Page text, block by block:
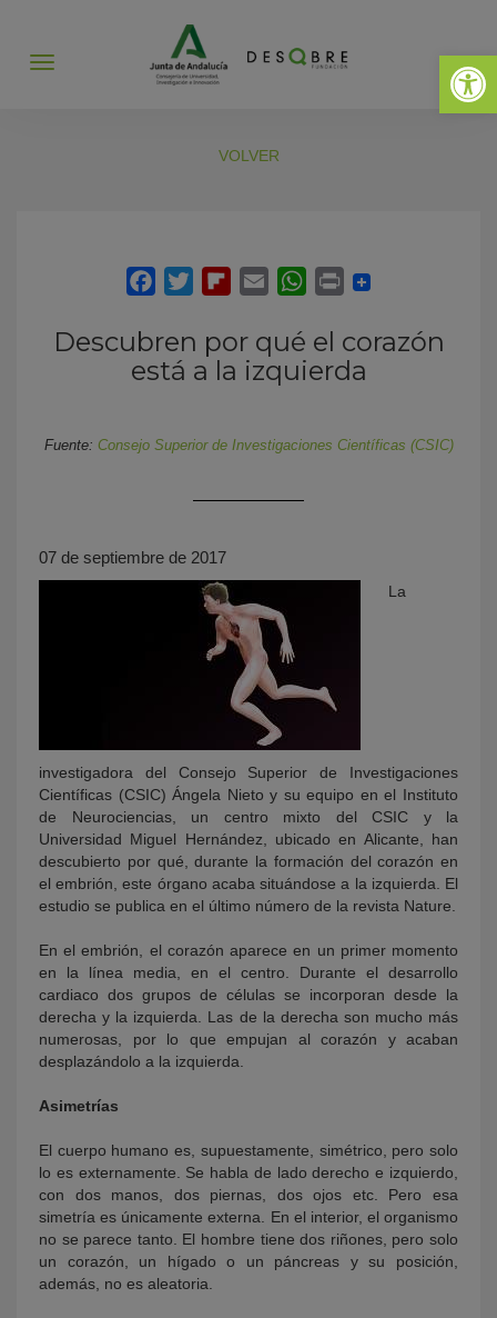
Abrir
Abrir
VOLVER
Descubren por qué el corazón
está a la izquierda
Fuente: Consejo Superior de Investigaciones Científicas (CSIC)
07 de septiembre de 2017
La
investigadora del Consejo Superior de Investigaciones
Científicas (CSIC) Ángela Nieto y su equipo en el Instituto
de Neurociencias, un centro mixto del CSIC y la
Universidad Miguel Hernández, ubicado en Alicante, han
descubierto por qué, durante la formación del corazón en
el embrión, este órgano acaba situándose a la izquierda. El
estudio se publica en el último número de la revista Nature.
En el embrión, el corazón aparece en un primer momento
en la línea media, en el centro. Durante el desarrollo
cardiaco dos grupos de células se incorporan desde la
derecha y la izquierda. Las de la derecha son mucho más
numerosas, por lo que empujan al corazón y acaban
desplazándolo a la izquierda.
Asimetrías
El cuerpo humano es, supuestamente, simétrico, pero solo
lo es externamente. Se habla de lado derecho e izquierdo,
con dos manos, dos piernas, dos ojos etc. Pero esa
simetría es únicamente externa. En el interior, el organismo
no se parece tanto. El hombre tiene dos riñones, pero solo
un corazón, un hígado o un páncreas y su posición,
además, no es aleatoria.